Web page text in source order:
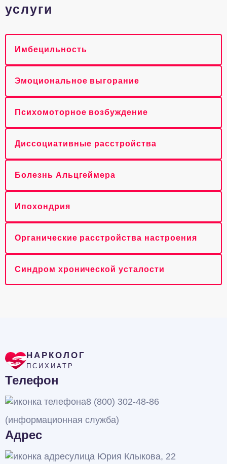
услуги
Имбецильность
Эмоциональное выгорание
Психомоторное возбуждение
Диссоциативные расстройства
Болезнь Альцгеймера
Ипохондрия
Органические расстройства настроения
Синдром хронической усталости
НАРКОЛОГ
ПСИХИАТР
Телефон
8 (800) 302-48-86
(информационная служба)
Адрес
улица Юрия Клыкова, 22